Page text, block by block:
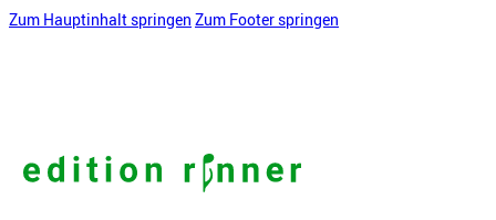
Zum Hauptinhalt springen Zum Footer springen